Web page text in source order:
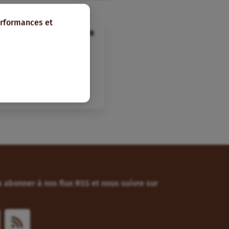
et
FR
2 relatif à
abonner à nos flux RSS et nous suivre sur